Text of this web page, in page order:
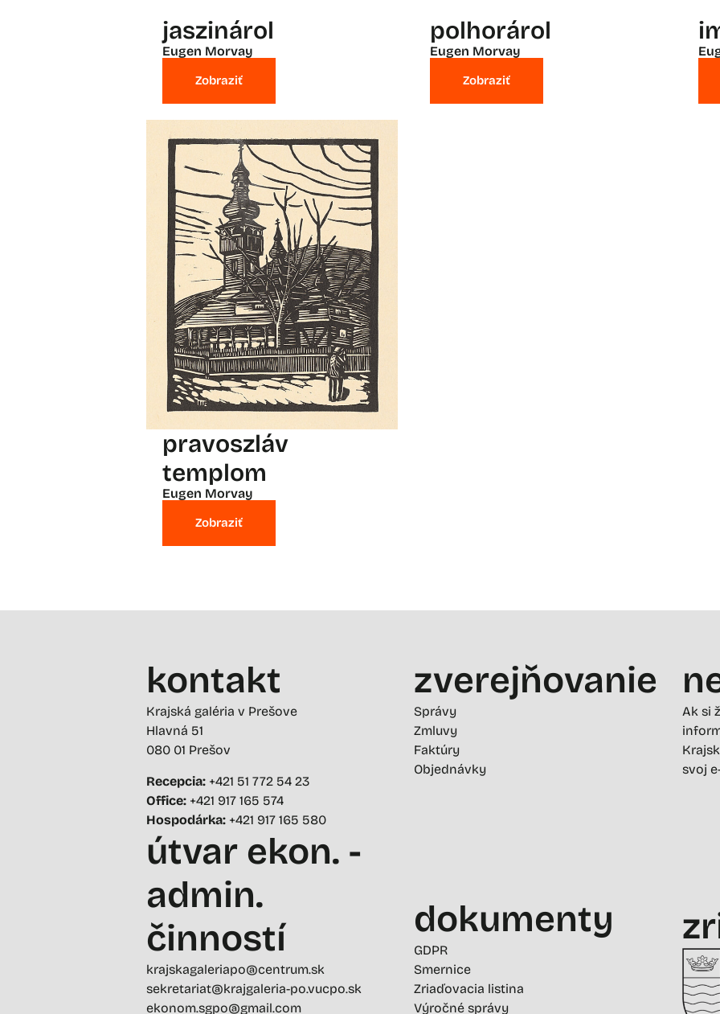
jaszinárol
Eugen Morvay
Zobraziť
polhorárol
Eugen Morvay
Zobraziť
pravoszláv
templom
Eugen Morvay
Zobraziť
kontakt
Krajská galéria v Prešove
Hlavná 51
080 01 Prešov
Recepcia: +421 51 772 54 23
Office: +421 917 165 574
Hospodárka: +421 917 165 580
útvar ekon. -
admin.
činností
krajskagaleriapo@centrum.sk
sekretariat@krajgaleria-po.vucpo.sk
ekonom.sgpo@gmail.com
zverejňovanie
Správy
Zmluvy
Faktúry
Objednávky
dokumenty
GDPR
Smernice
Zriaďovacia listina
Výročné správy
Ak si
svoj